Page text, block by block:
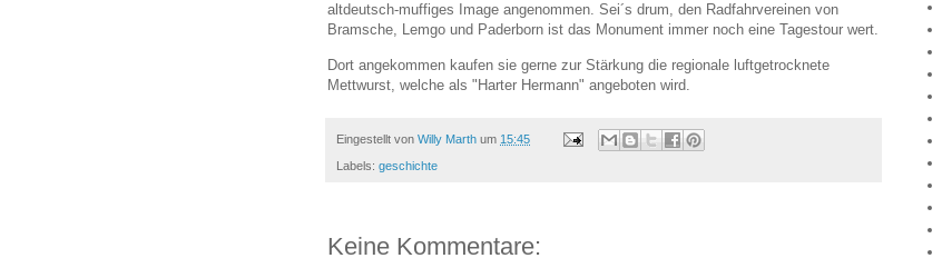
altdeutsch-muffiges Image angenommen. Sei´s drum, den Radfahrvereinen von
Bramsche, Lemgo und Paderborn ist das Monument immer noch eine Tagestour wert.
Dort angekommen kaufen sie gerne zur Stärkung die regionale luftgetrocknete
Mettwurst, welche als "Harter Hermann" angeboten wird.
Eingestellt von Willy Marth um 15:45
Labels: geschichte
Keine Kommentare: